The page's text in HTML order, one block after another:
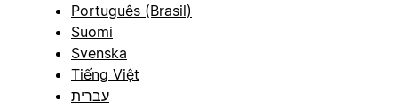
Português (Brasil)
Suomi
Svenska
Tiếng Việt
עברית